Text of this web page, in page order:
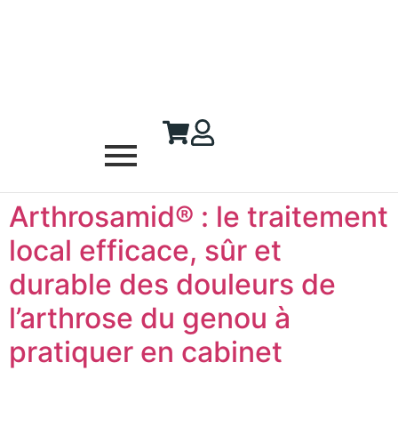
Arthrosamid® : le traitement
local efficace, sûr et
durable des douleurs de
l’arthrose du genou à
pratiquer en cabinet